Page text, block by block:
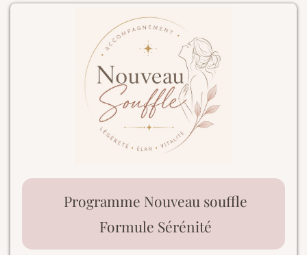
Programme Nouveau souffle
Formule Sérénité